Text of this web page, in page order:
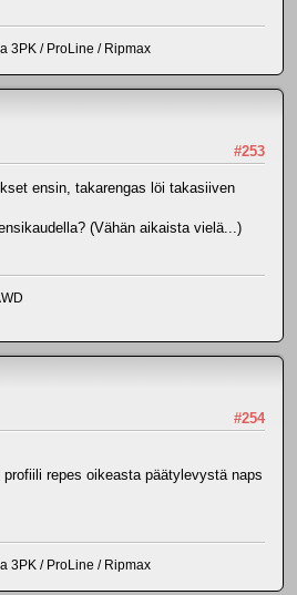
3PK / ProLine / Ripmax
#253
ensin, takarengas löi takasiiven
(Vähän aikaista vielä...)
#254
repes oikeasta päätylevystä naps
3PK / ProLine / Ripmax